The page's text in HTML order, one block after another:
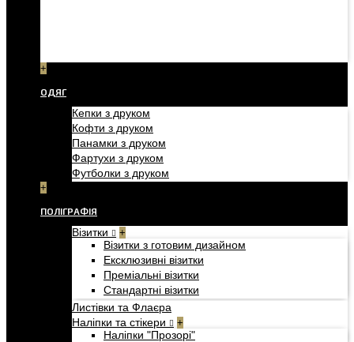
+
ОДЯГ
Кепки з друком
Кофти з друком
Панамки з друком
Фартухи з друком
Футболки з друком
+
ПОЛІГРАФІЯ
Візитки +
Візитки з готовим дизайном
Ексклюзивні візитки
Преміальні візитки
Стандартні візитки
Листівки та Флаєра
Наліпки та стікери
+
Наліпки "Прозорі"